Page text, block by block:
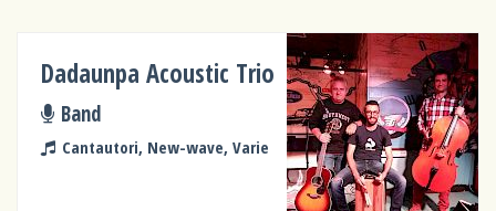
Dadaunpa Acoustic Trio
Band
Cantautori, New-wave, Varie